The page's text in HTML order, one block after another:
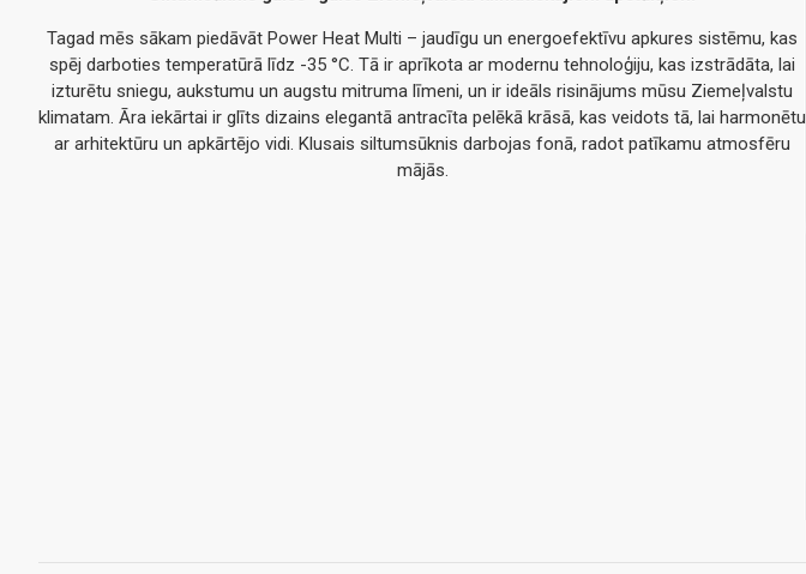
Tagad mēs sākam piedāvāt Power Heat Multi – jaudīgu un energoefektīvu apkures sistēmu, kas
spēj darboties temperatūrā līdz -35 °C. Tā ir aprīkota ar modernu tehnoloģiju, kas izstrādāta, lai
izturētu sniegu, aukstumu un augstu mitruma līmeni, un ir ideāls risinājums mūsu Ziemeļvalstu
klimatam. Āra iekārtai ir glīts dizains elegantā antracīta pelēkā krāsā, kas veidots tā, lai harmonētu
ar arhitektūru un apkārtējo vidi. Klusais siltumsūknis darbojas fonā, radot patīkamu atmosfēru
mājās.